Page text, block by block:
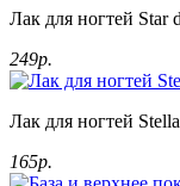
Лак для ногтей Star
249р.
Лак для ногтей
165р.